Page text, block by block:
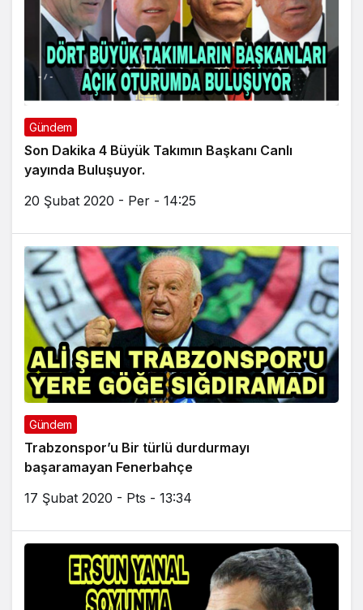
Gündem
Son Dakika 4 Büyük Takımın Başkanı Canlı
yayında Buluşuyor.
20 Şubat 2020 - Per - 14:25
Gündem
Trabzonspor’u Bir türlü durdurmayı
başaramayan Fenerbahçe
17 Şubat 2020 - Pts - 13:34